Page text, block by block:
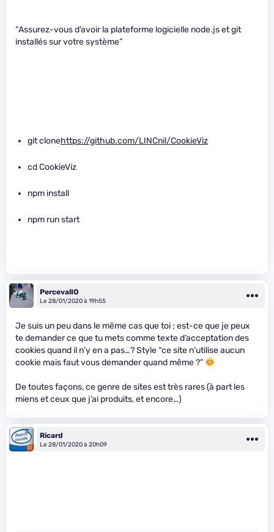
“Assurez-vous d’avoir la plateforme logicielle node.js et git
installés sur votre système”
git clonehttps://github.com/LINCnil/CookieViz
cd CookieViz
npm install
npm run start
PercevalIO
Le 28/01/2020 à 19h55
Je suis un peu dans le même cas que toi ; est-ce que je peux
te demander ce que tu mets comme texte d’acceptation des
cookies quand il n’y en a pas…? Style “ce site n’utilise aucun
cookie mais faut vous demander quand même ?”
De toutes façons, ce genre de sites est très rares (à part les
miens et ceux que j’ai produits, et encore…)
Ricard
Le 28/01/2020 à 20h09